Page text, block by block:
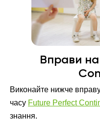
Вправи
Виконайте нижче
часу Future Perfect
знання.